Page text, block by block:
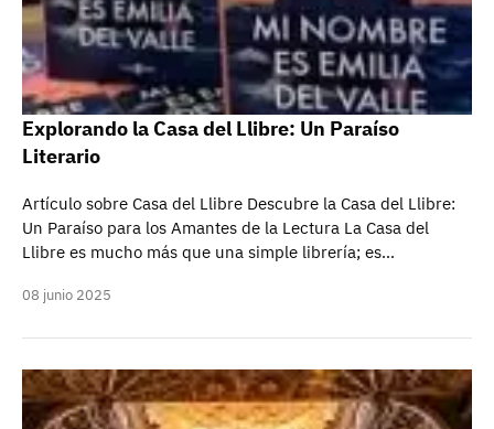
Explorando la Casa del Llibre: Un Paraíso
Literario
Artículo sobre Casa del Llibre Descubre la Casa del Llibre:
Un Paraíso para los Amantes de la Lectura La Casa del
Llibre es mucho más que una simple librería; es…
08 junio 2025